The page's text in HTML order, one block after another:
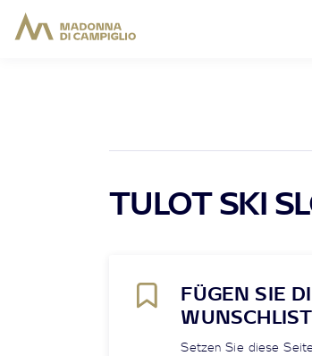
TULOT SKI
FÜGEN SIE
Setzen Sie diese